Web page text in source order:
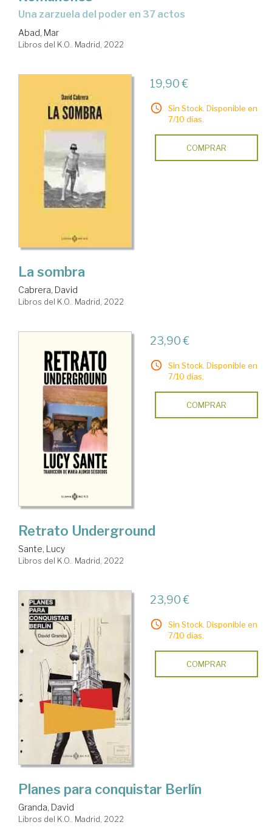
una zarzuela del poder en 37 actos
Abad, Mar
Libros del K.O.. Madrid, 2022
19,90 €
Sin Stock. Disponible en
7/10 días.
COMPRAR
La sombra
Cabrera, David
Libros del K.O.. Madrid, 2022
23,90 €
Sin Stock. Disponible en
7/10 días.
COMPRAR
Retrato Underground
Sante, Lucy
Libros del K.O.. Madrid, 2022
23,90 €
Sin Stock. Disponible en
7/10 días.
COMPRAR
Planes para conquistar Berlín
Granda, David
Libros del K.O.. Madrid, 2022